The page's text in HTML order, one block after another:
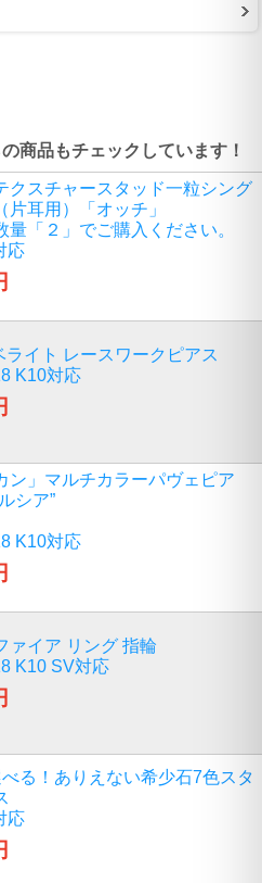
商品もチェックしています！
クスチャースタッド一粒シング
片耳用）「オッチ」
量「２」でご購入ください。
応
ライト レースワークピアス
K10対応
ン」マルチカラーパヴェピア
シア”
K10対応
ァイア リング 指輪
K10 SV対応
る！ありえない希少石7色スタ
応